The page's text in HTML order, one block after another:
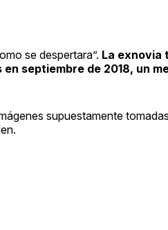
se despertara”. La exnovia
septiembre de 2018, un
supuestamente